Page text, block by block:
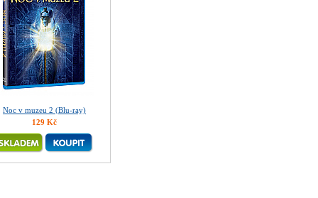
Noc v muzeu 2 (Blu-ray)
129 Kč